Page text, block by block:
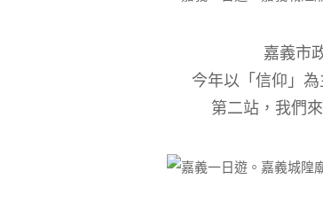
嘉義市
今年以「信仰」
第二站，我們